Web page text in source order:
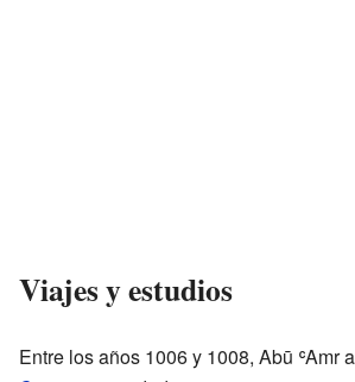
Viajes y estudios
Entre los años 1006 y 1008, Abū ʿAmr